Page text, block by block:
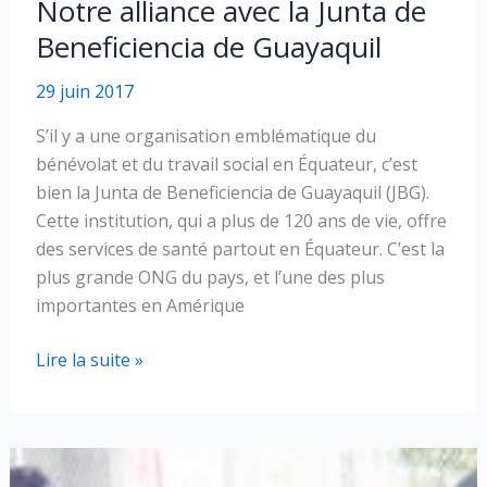
Notre alliance avec la Junta de
Beneficiencia de Guayaquil
29 juin 2017
S’il y a une organisation emblématique du
bénévolat et du travail social en Équateur, c’est
bien la Junta de Beneficiencia de Guayaquil (JBG).
Cette institution, qui a plus de 120 ans de vie, offre
des services de santé partout en Équateur. C’est la
plus grande ONG du pays, et l’une des plus
importantes en Amérique
Notre
la
Junta
Lire la suite »